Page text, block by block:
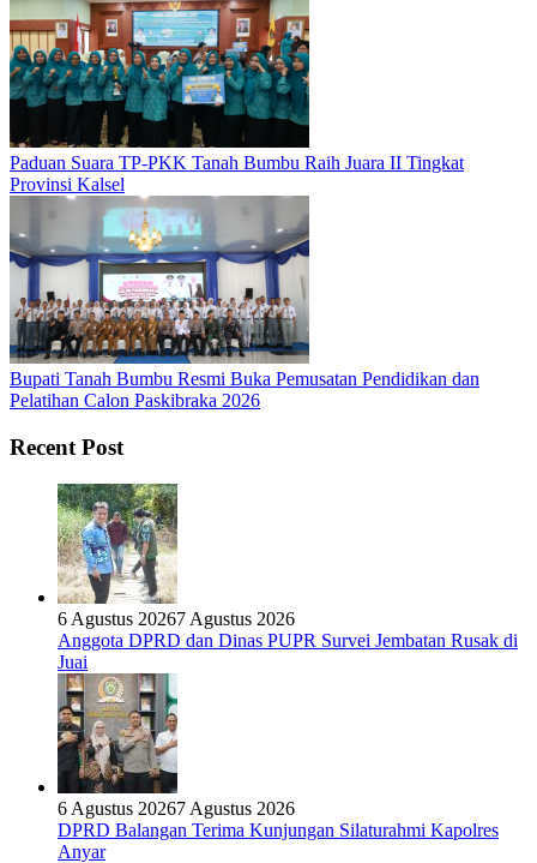
Paduan Suara TP-PKK Tanah Bumbu Raih Juara II Tingkat
Provinsi Kalsel
Bupati Tanah Bumbu Resmi Buka Pemusatan Pendidikan dan
Pelatihan Calon Paskibraka 2026
Recent Post
6 Agustus 20267 Agustus 2026
Anggota DPRD dan Dinas PUPR Survei Jembatan Rusak di
Juai
6 Agustus 20267 Agustus 2026
DPRD Balangan Terima Kunjungan Silaturahmi Kapolres
Anyar